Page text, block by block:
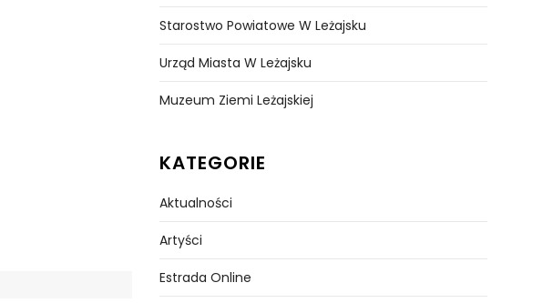
Starostwo Powiatowe W Leżajsku
Urząd Miasta W Leżajsku
Muzeum Ziemi Leżajskiej
KATEGORIE
Aktualności
Artyści
Estrada Online